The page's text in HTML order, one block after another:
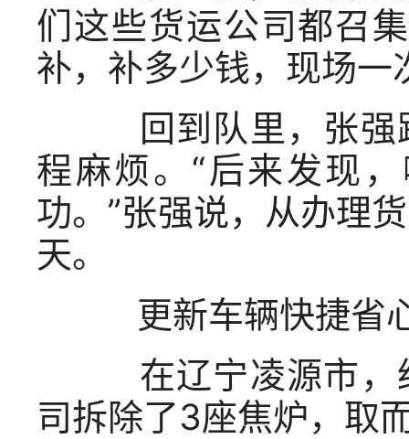
们这些货运公司都召
补，补多少钱，现场一
回到队里，张强
程麻烦。“后来发现
功。”张强说，从办理
天。
更新车辆快捷省
在辽宁凌源市，
司拆除了3座焦炉，取